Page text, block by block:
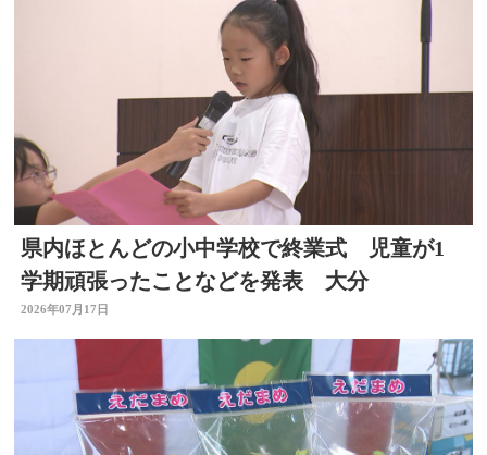
県内ほとんどの小中学校で終業式 児童が1
学期頑張ったことなどを発表 大分
2026年07月17日